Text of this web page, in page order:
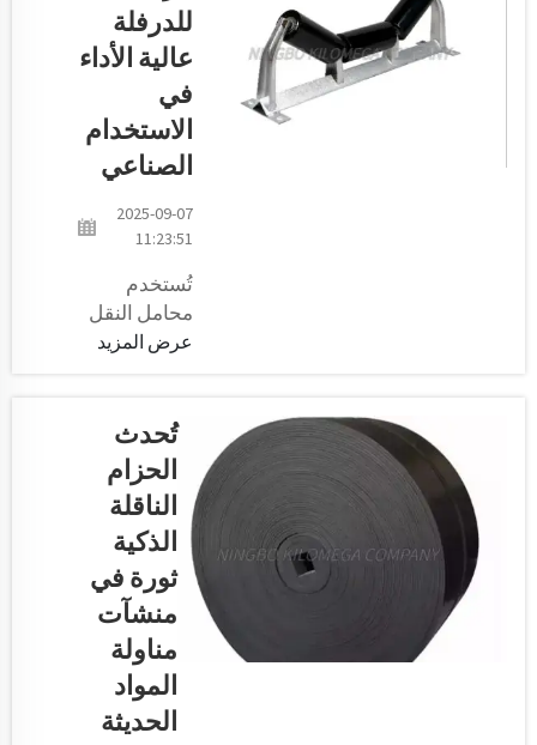
بنقل الأشياء
في المكان؟
السحر
بفضل
الأسطوانات
الناقلة.
الأسطوانات
عبارة عن
عجلات
صغيرة تشبه
في العربات
أو الحقائب،
وتساعد في
تحريك
الأشياء على
طول خط
التجميع...
للدرفلة
عالية الأداء
في
الاستخدام
الصناعي
2025-09-07
11:23:51
تُستخدم
محامل النقل
في المصانع
الأخرى لنقل
مختلف أنواع
البضائع. تم
تصميم محامل
النقل عالية
الأداء من
Kilomega
للتطبيقات
الأكثر كثافة،
وتمتاز بتصميم
متين وصلب...
عرض المزيد
تُحدث
الحزام
الناقلة
الذكية
ثورة في
منشآت
مناولة
المواد
الحديثة